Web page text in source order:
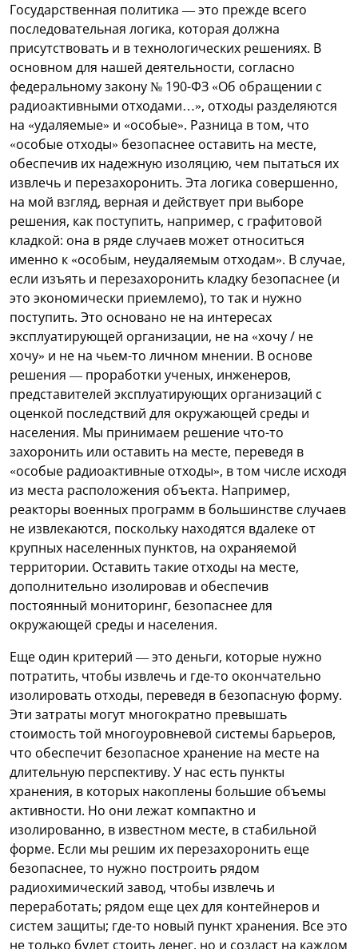
Государственная политика — это прежде всего
последовательная логика, которая должна
присутствовать и в технологических решениях. В
основном для нашей деятельности, согласно
федеральному закону № 190-ФЗ «Об обращении с
радиоактивными отходами…», отходы разделяются
на «удаляемые» и «особые». Разница в том, что
«особые отходы» безопаснее оставить на месте,
обеспечив их надежную изоляцию, чем пытаться их
извлечь и перезахоронить. Эта логика совершенно,
на мой взгляд, верная и действует при выборе
решения, как поступить, например, с графитовой
кладкой: она в ряде случаев может относиться
именно к «особым, неудаляемым отходам». В случае,
если изъять и перезахоронить кладку безопаснее (и
это экономически приемлемо), то так и нужно
поступить. Это основано не на интересах
эксплуатирующей организации, не на «хочу / не
хочу» и не на чьем-то личном мнении. В основе
решения — проработки ученых, инженеров,
представителей эксплуатирующих организаций с
оценкой последствий для окружающей среды и
населения. Мы принимаем решение что-то
захоронить или оставить на месте, переведя в
«особые радиоактивные отходы», в том числе исходя
из места расположения объекта. Например,
реакторы военных программ в большинстве случаев
не извлекаются, поскольку находятся вдалеке от
крупных населенных пунктов, на охраняемой
территории. Оставить такие отходы на месте,
дополнительно изолировав и обеспечив
постоянный мониторинг, безопаснее для
окружающей среды и населения.
Еще один критерий — это деньги, которые нужно
потратить, чтобы извлечь и где-то окончательно
изолировать отходы, переведя в безопасную форму.
Эти затраты могут многократно превышать
стоимость той многоуровневой системы барьеров,
что обеспечит безопасное хранение на месте на
длительную перспективу. У нас есть пункты
хранения, в которых накоплены большие объемы
активности. Но они лежат компактно и
изолированно, в известном месте, в стабильной
форме. Если мы решим их перезахоронить еще
безопаснее, то нужно построить рядом
радиохимический завод, чтобы извлечь и
переработать; рядом еще цех для контейнеров и
систем защиты; где-то новый пункт хранения. Все это
не только будет стоить денег, но и создаст на каждом